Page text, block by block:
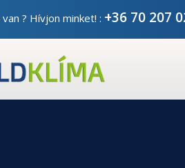
? Hívjon minket! : +36 70 207